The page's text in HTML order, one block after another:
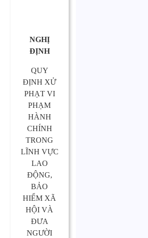
NGHỊ
ĐỊNH
QUY
ĐỊNH XỬ
PHẠT VI
PHẠM
HÀNH
CHÍNH
TRONG
LĨNH VỰC
LAO
ĐỘNG,
BẢO
HIỂM XÃ
HỘI VÀ
ĐƯA
NGƯỜI